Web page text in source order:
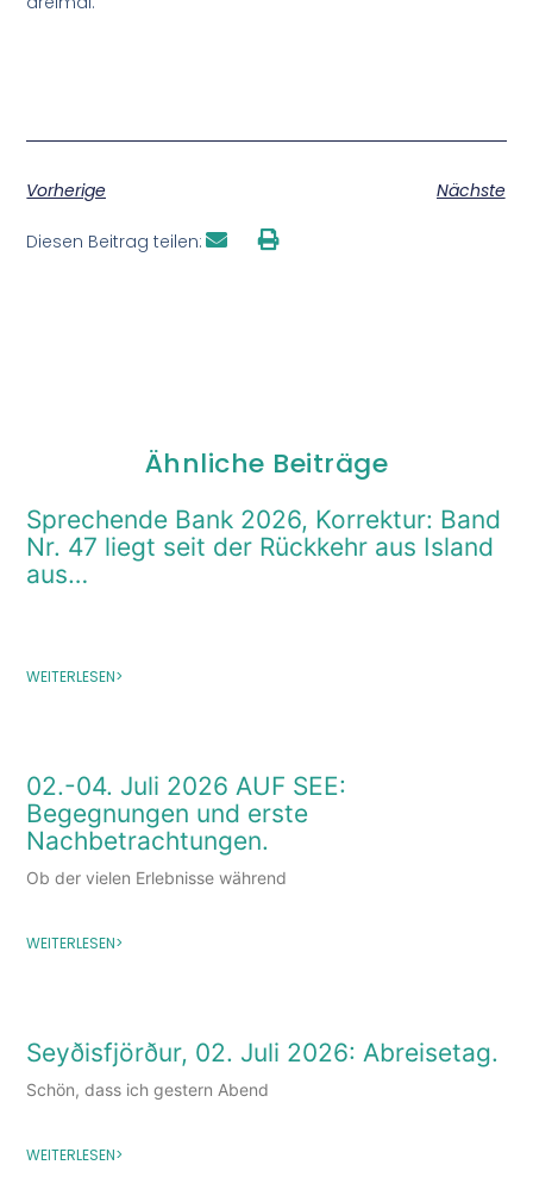
Vorherige Nächste
Diesen Beitrag teilen:
Ähnliche Beiträge
Sprechende Bank 2026, Korrektur: Band
Nr. 47 liegt seit der Rückkehr aus Island
aus…
WEITERLESEN>
02.-04. Juli 2026 AUF SEE:
Begegnungen und erste
Nachbetrachtungen.
Ob der vielen Erlebnisse während
WEITERLESEN>
Seyðisfjörður, 02. Juli 2026: Abreisetag.
Schön, dass ich gestern Abend
WEITERLESEN>